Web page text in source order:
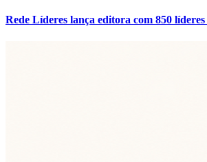
Rede Líderes lança editora com 850